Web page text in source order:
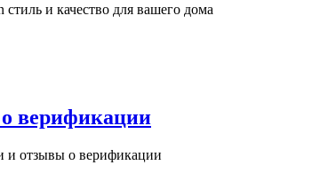
и качество для вашего дома
верификации
и отзывы о верификации